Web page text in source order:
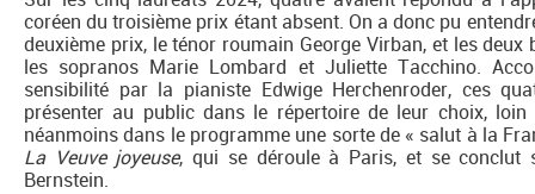
coréen du troisième prix étant absent. On a donc pu
deuxième prix, le ténor roumain George Virban, et les
les sopranos Marie Lombard et Juliette Tacchino.
sensibilité par la pianiste Edwige Herchenroder, ces
présenter au public dans le répertoire de leur choix, loin
néanmoins dans le programme une sorte de « salut à la
La Veuve joyeuse, qui se déroule à Paris, et se
Bernstein.